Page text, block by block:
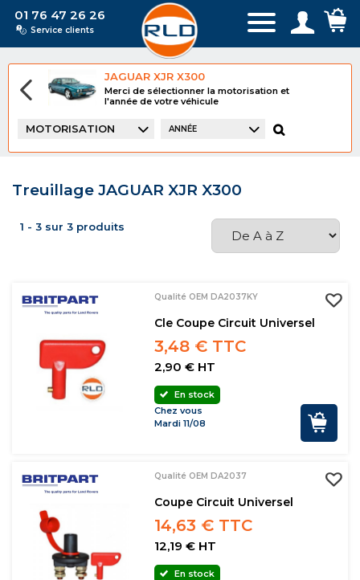
01 76 47 26 26
Service clients
JAGUAR XJR X300
Merci de sélectionner la motorisation et
l'année de votre véhicule
MOTORISATION ANNÉE
Treuillage JAGUAR XJR X300
1 - 3 sur 3 produits
Qualité OEM DA2037KY
Cle Coupe Circuit Universel
3,48 € TTC
2,90 € HT
En stock
Chez vous
Mardi 11/08
Qualité OEM DA2037
Coupe Circuit Universel
14,63 € TTC
12,19 € HT
En stock